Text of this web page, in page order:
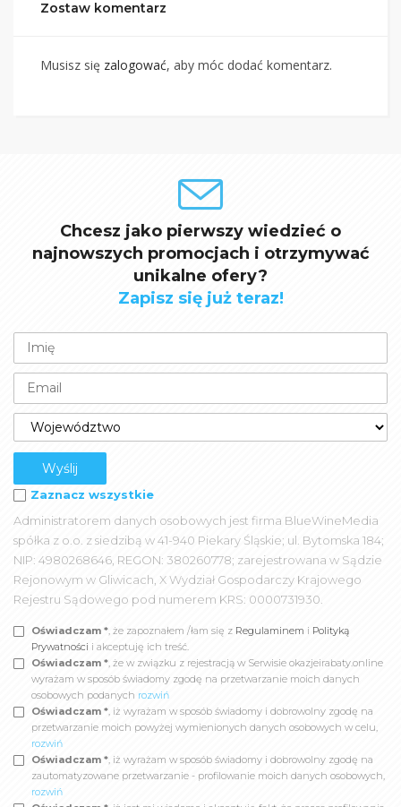
Zostaw komentarz
Musisz się zalogować, aby móc dodać komentarz.
Chcesz jako pierwszy wiedzieć o
najnowszych promocjach i otrzymywać
unikalne ofery?
Zapisz się już teraz!
Zaznacz wszystkie
Administratorem danych osobowych jest firma BlueWineMedia
spółka z o.o. z siedzibą w 41-940 Piekary Śląskie; ul. Bytomska 184;
NIP: 4980268646, REGON: 380260778; zarejestrowana w Sądzie
Rejonowym w Gliwicach, X Wydział Gospodarczy Krajowego
Rejestru Sądowego pod numerem KRS: 0000731930.
Oświadczam *, że zapoznałem /łam się z Regulaminem i Polityką
Prywatności i akceptuję ich treść.
Oświadczam *, że w związku z rejestracją w Serwisie okazjeirabaty.online
wyrażam w sposób świadomy zgodę na przetwarzanie moich danych
osobowych podanych rozwiń
Oświadczam *, iż wyrażam w sposób świadomy i dobrowolny zgodę na
przetwarzanie moich powyżej wymienionych danych osobowych w celu,
rozwiń
Oświadczam *, iż wyrażam w sposób świadomy i dobrowolny zgodę na
zautomatyzowane przetwarzanie - profilowanie moich danych osobowych,
rozwiń